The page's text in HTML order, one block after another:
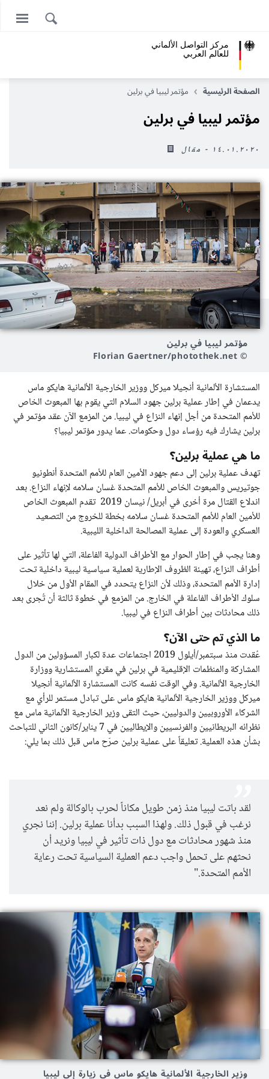
مركز التواصل الألماني
للعالم العربي
الصفحة الرئيسية مؤتمر ليبيا في برلين
مؤتمر ليبيا في برلين
١٤.٠١.٢٠٢٠ - مقال
مؤتمر ليبيا في برلين
© Florian Gaertner/photothek.net
المستشارة الألمانية أنجيلا ميركل ووزير الخارجية الألمانية هايكو ماس
يدعمان في إطار عملية برلين جهود السلام التي يقوم بها المبعوث الخاص
للأمم المتحدة من أجل إنهاء النزاع في ليبيا. من المزمع الآن عقد مؤتمر في
برلين يشارك فيه رؤساء دول وحكومات. عما يدور مؤتمر ليبيا؟
ما هي عملية برلين؟
تهدف عملية برلين إلى دعم جهود الأمين العام للأمم المتحدة أنطونيو
جوتيريس والمبعوث الخاص للأمم المتحدة غسان سلامه لإنهاء النزاع. بعد
اندلاع القتال مرة أخرى في أبريل/ نيسان 2019 تقدم المبعوث الخاص
للأمين العام للأمم المتحدة غسان سلامه بخطة للخروج من التصعيد
العسكري والعودة إلى عملية المصالحة الداخلية الليبية.
وهنا يجب في إطار الحوار مع الأطراف الدولية الفاعلة، التي لها تأثير على
أطراف النزاع، تهيئة الظروف الإطارية لعملية سياسية ليبية داخلية تحت
إدارة الأمم المتحدة، وذلك لأن النزاع يتحدد في المقام الأول من خلال
سلوك الأطراف الفاعلة في الخارج. من المزمع في خطوة ثالثة أن تُجرى بعد
ذلك محادثات بين أطراف النزاع في ليبيا.
ما الذي تم حتى الآن؟
عُقدت منذ سبتمبر/أيلول 2019 اجتماعات عدة لكبار المسؤولين من الدول
المشاركة والمنظمات الإقليمية في برلين في مقري المستشارية ووزارة
الخارجية الألمانية. وفي الوقت نفسه كانت المستشارة الألمانية أنجيلا
ميركل ووزير الخارجية الألمانية هايكو ماس على تبادل مستمر للرأي مع
الشركاء الأوروبيين والدوليين، حيث التقى وزير الخارجية الألمانية ماس مع
نظرائه البريطانيين والفرنسيين والإيطاليين في 7 يناير/كانون الثاني للتباحث
بشأن هذه العملية. تعليقاً على عملية برلين صرّح ماس قبل ذلك بما يلي:
لقد باتت ليبيا منذ زمن طويل مكاناً لحرب بالوكالة ولم نعد
نرغب في قبول ذلك. ولهذا السبب بدأنا عملية برلين. إننا نجري
منذ شهور محادثات مع دول ذات تأثير في ليبيا ونريد أن
نحثهم على تحمل واجب دعم العملية السياسية تحت رعاية
الأمم المتحدة."
وزير الخارجية الألمانية هايكو ماس في زيارة إلى ليبيا